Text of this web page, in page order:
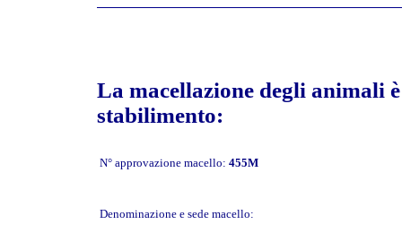
La macellazione degli animali
stabilimento:
N° approvazione macello: 455M
Denominazione e sede macello: